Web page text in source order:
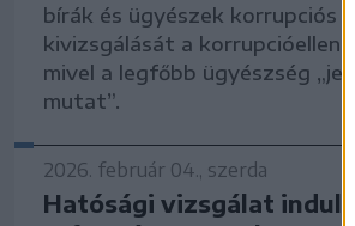
bírák és ügyészek korrupciós
kivizsgálását a
mivel a legfőbb ügyészség
mutat”.
2026. február 04., szerda
Hatósági vizsgálat indult